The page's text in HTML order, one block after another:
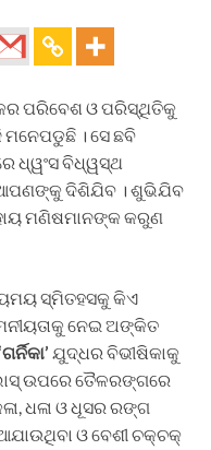
ପରିବେଶ ଓ ପରିସ୍ଥିତିକୁ
। ସେ ଛବି
ଧ୍ୱଂସ ବିଧ୍ୱସ୍ଥ
ଦିଶିଯିବ । ଶୁଭିଯିବ
ମଣିଷମାନଙ୍କ କରୁଣ
ସ୍ମିତହସକୁ କିଏ
ନେଇ ଅଙ୍କିତ
ଗର୍ନିକା’ ଯୁଦ୍ଧର ବିଭୀଷିକାକୁ
ଉପରେ ତୈଳରଙ୍ଗରେ
ଧଳା ଓ ଧୂସର ରଙ୍ଗ
ଓ ବେଶୀ ଚକ୍‌ଚକ୍